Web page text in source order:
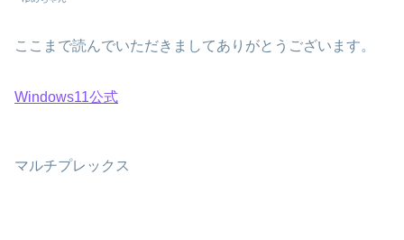
ここまで読んでいただきましてありがとうございます。
Windows11公式
マルチプレックス